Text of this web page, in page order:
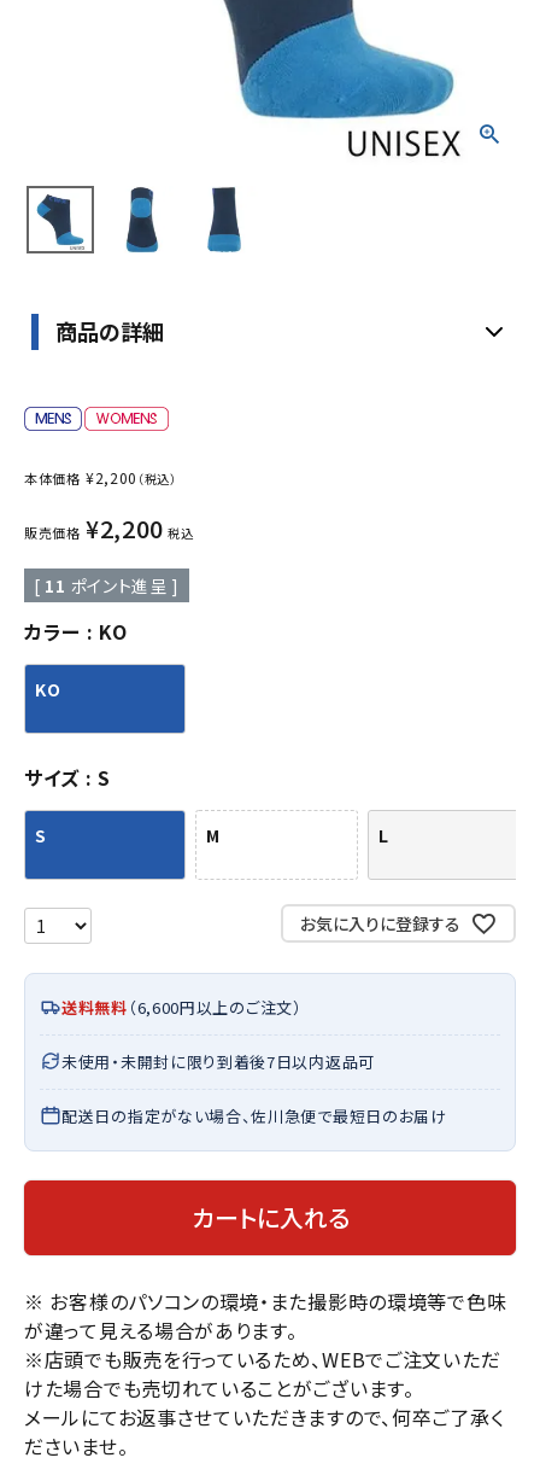
商品の詳細
本体価格 ¥2,200 （税込）
販売価格 ¥2,200 税込
[ 11 ポイント進呈 ]
カラー KO
KO
サイズ S
S M L
お気に入りに登録する
送料無料 （6,600円以上のご注文）
未使用・未開封に限り到着後7日以内返品可
配送日の指定がない場合、佐川急便で最短日のお届け
カートに入れる
※ お客様のパソコンの環境・また撮影時の環境等で色味
が違って見える場合があります。
※店頭でも販売を行っているため、WEBでご注文いただ
けた場合でも売切れていることがございます。
メールにてお返事させていただきますので、何卒ご了承く
ださいませ。